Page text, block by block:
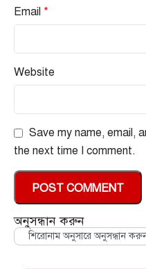
Email *
Website
Save my name, email,
the next time I comment.
অনুসন্ধান করুন